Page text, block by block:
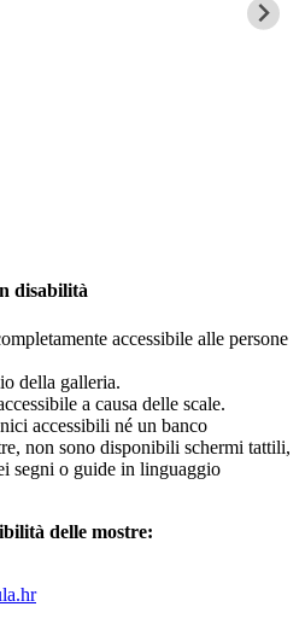
disabilità
accessibile alle persone
della galleria.
a causa delle scale.
accessibili né un banco
non sono disponibili schermi tattili,
segni o guide in linguaggio
delle mostre: